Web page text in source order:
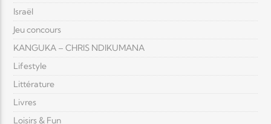
Israël
Jeu concours
KANGUKA – CHRIS NDIKUMANA
Lifestyle
Littérature
Livres
Loisirs & Fun